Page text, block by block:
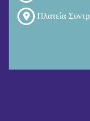
Πλατεία